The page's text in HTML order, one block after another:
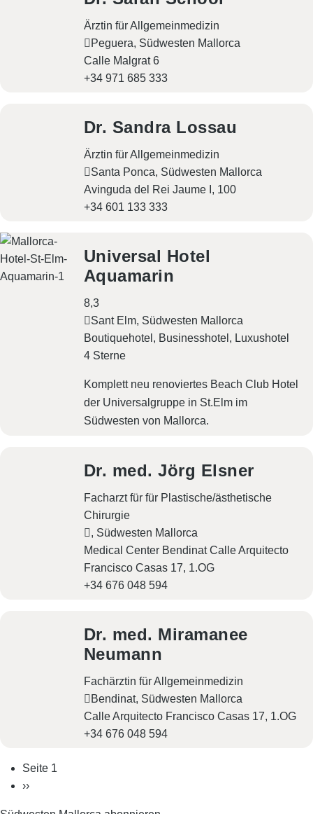
Ärztin für Allgemeinmedizin
Peguera, Südwesten Mallorca
Calle Malgrat 6
+34 971 685 333
Dr. Sandra Lossau
Ärztin für Allgemeinmedizin
Santa Ponca, Südwesten Mallorca
Avinguda del Rei Jaume I, 100
+34 601 133 333
Universal Hotel
Aquamarin
8,3
Sant Elm, Südwesten Mallorca
Boutiquehotel
Businesshotel
Luxushotel
4 Sterne
Komplett neu renoviertes Beach Club Hotel
der Universalgruppe in St.Elm im
Südwesten von Mallorca.
Dr. med. Jörg Elsner
Facharzt für für Plastische/ästhetische
Chirurgie
, Südwesten Mallorca
Medical Center Bendinat Calle Arquitecto
Francisco Casas 17, 1.OG
+34 676 048 594
Dr. med. Miramanee
Neumann
Fachärztin für Allgemeinmedizin
Bendinat, Südwesten Mallorca
Calle Arquitecto Francisco Casas 17, 1.OG
+34 676 048 594
Seite 1
N
››